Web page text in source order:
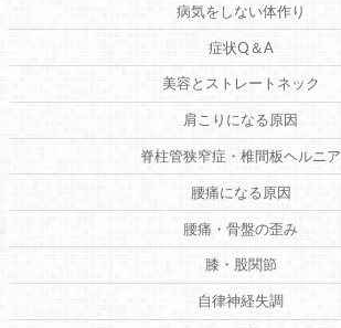
病気をしない体作り
症状Q＆A
美容とストレートネック
肩こりになる原因
脊柱管狭窄症・椎間板ヘルニア
腰痛になる原因
腰痛・骨盤の歪み
膝・股関節
自律神経失調